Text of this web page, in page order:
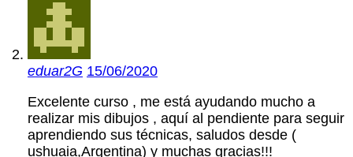
eduar2G 15/06/2020
Excelente curso , me está ayudando mucho a
realizar mis dibujos , aquí al pendiente para seguir
aprendiendo sus técnicas, saludos desde (
ushuaia,Argentina) y muchas gracias!!!